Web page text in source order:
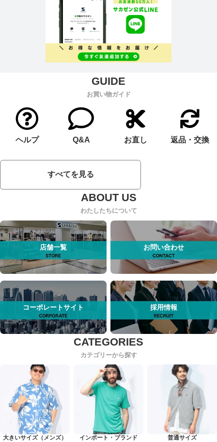
お買い物ガイド
ヘルプ Q&A お直し 返品・交換
すべてを見る
わたしたちについて
店舗一覧 お問い合わせ
コーポレートサイト 採用情報
カテゴリーから探す
大きいサイズ（メンズ） インポート・ブランド 普通サイズ